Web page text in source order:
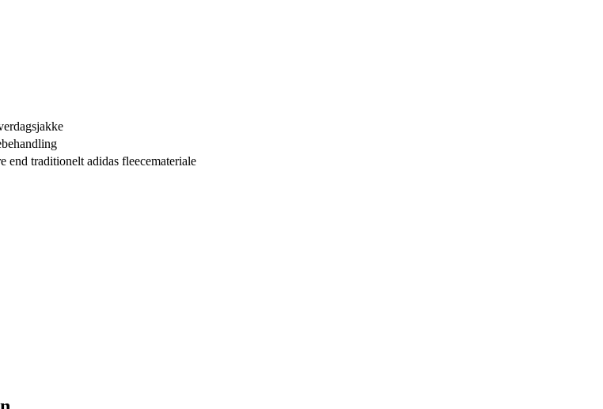
traditionelt adidas fleecemateriale